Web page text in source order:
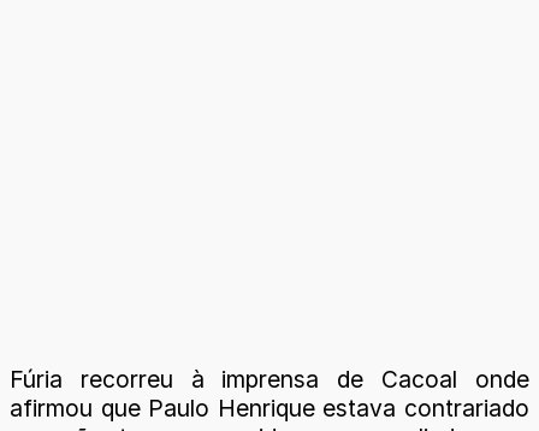
Fúria recorreu à imprensa de Cacoal onde
afirmou que Paulo Henrique estava contrariado